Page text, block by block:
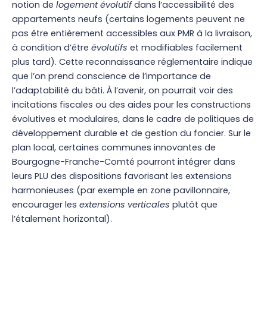
notion de logement évolutifdans l’accessibilité des
appartements neufs (certains logements peuvent ne
pas être entièrement accessibles aux PMR à la livraison,
à condition d’être évolutifs et modifiables facilement
plus tard). Cette reconnaissance réglementaire indique
que l’on prend conscience de l’importance de
l’adaptabilité du bâti. À l’avenir, on pourrait voir des
incitations fiscales ou des aides pour les constructions
évolutives et modulaires, dans le cadre de politiques de
développement durable et de gestion du foncier. Sur le
plan local, certaines communes innovantes de
Bourgogne-Franche-Comté pourront intégrer dans
leurs PLU des dispositions favorisant les extensions
harmonieuses (par exemple en zone pavillonnaire,
encourager les extensions verticales plutôt que
l’étalement horizontal).